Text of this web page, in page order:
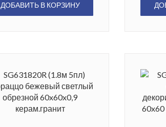
ДОБАВИТЬ В КОРЗИНУ